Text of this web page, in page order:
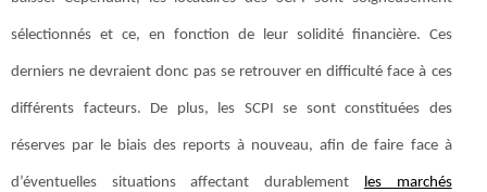
sélectionnés et ce, en fonction de leur solidité financière. Ces
derniers ne devraient donc pas se retrouver en difficulté face à ces
différents facteurs. De plus, les SCPI se sont constituées des
réserves par le biais des reports à nouveau, afin de faire face à
d’éventuelles situations affectant durablement les marchés